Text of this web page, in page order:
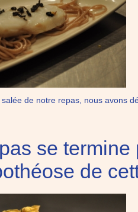
de notre repas, nous avons
se
de